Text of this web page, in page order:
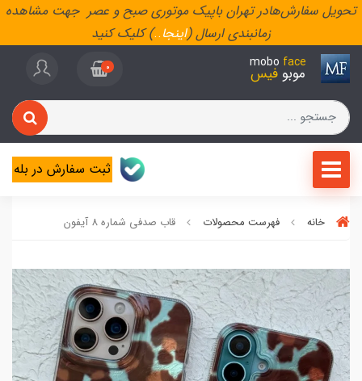
تحویل سفارش‌هادر تهران باپیک موتوری صبح و عصر جهت مشاهده
زمانبندی ارسال (اینجا..) کلیک کنید
mobo face
موبو فیس 0
ثبت سفارش در بله
خانه فهرست محصولات قاب صدفی شماره 8 آیفون